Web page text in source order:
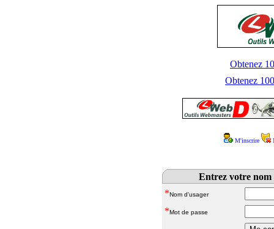
Obtenez
Obtenez
M'inscrire
Entrez votre nom
*Nom d'usager
*Mot de passe